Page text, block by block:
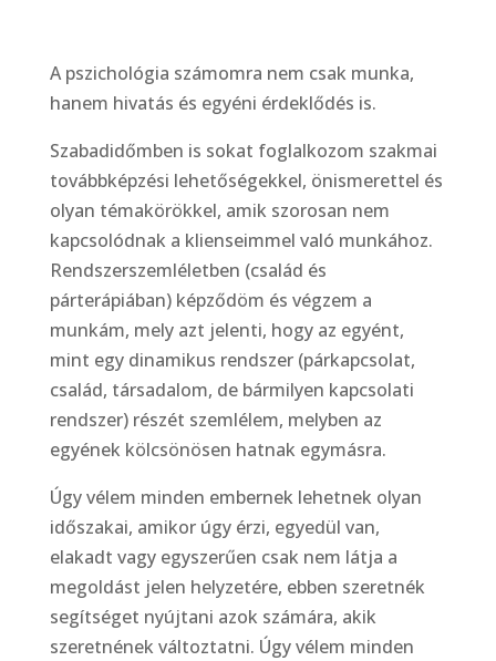
A pszichológia számomra nem csak munka,
hanem hivatás és egyéni érdeklődés is.
Szabadidőmben is sokat foglalkozom szakmai
továbbképzési lehetőségekkel, önismerettel és
olyan témakörökkel, amik szorosan nem
kapcsolódnak a klienseimmel való munkához.
Rendszerszemléletben (család és
párterápiában) képződöm és végzem a
munkám, mely azt jelenti, hogy az egyént,
mint egy dinamikus rendszer (párkapcsolat,
család, társadalom, de bármilyen kapcsolati
rendszer) részét szemlélem, melyben az
egyének kölcsönösen hatnak egymásra.
Úgy vélem minden embernek lehetnek olyan
időszakai, amikor úgy érzi, egyedül van,
elakadt vagy egyszerűen csak nem látja a
megoldást jelen helyzetére, ebben szeretnék
segítséget nyújtani azok számára, akik
szeretnének változtatni. Úgy vélem minden